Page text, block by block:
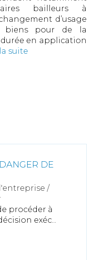
bailleurs à
d’usage
biens pour de la
en application
suite
DE
/
procéder à
exéc...